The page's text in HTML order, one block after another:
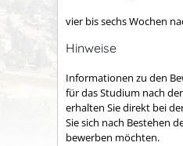
vier bis sechs Wochen
Hinweise
Informationen zu den
für das Studium nach
erhalten Sie direkt bei
Sie sich nach Bestehen
bewerben möchten.